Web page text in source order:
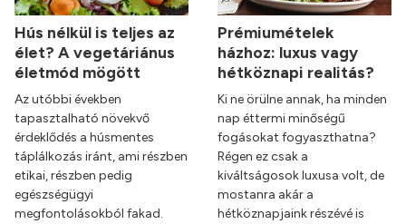
Hús nélkül is teljes az
élet? A vegetáriánus
életmód mögött
Az utóbbi években
tapasztalható növekvő
érdeklődés a húsmentes
táplálkozás iránt, ami részben
etikai, részben pedig
egészségügyi
megfontolásokból fakad.
Prémiumételek
házhoz: luxus vagy
hétköznapi realitás?
Ki ne örülne annak, ha minden
nap éttermi minőségű
fogásokat fogyaszthatna?
Régen ez csak a
kiváltságosok luxusa volt, de
mostanra akár a
hétköznapjaink részévé is